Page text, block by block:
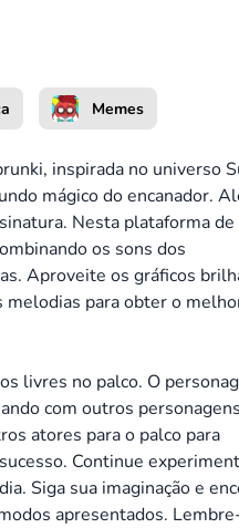
Memes
inspirada no universo
mágico do encanador.
Nesta plataforma de
os sons dos
Aproveite os gráficos
melodias para obter o
livres no palco. O
com outros
atores para o palco para
Continue
Siga sua imaginação e
apresentados.